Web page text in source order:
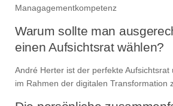
Managagementkompetenz
Warum sollte man
einen Aufsichtsrat wählen?
André Herter ist der perfekte Aufsichtsrat
im Rahmen der digitalen Transformation